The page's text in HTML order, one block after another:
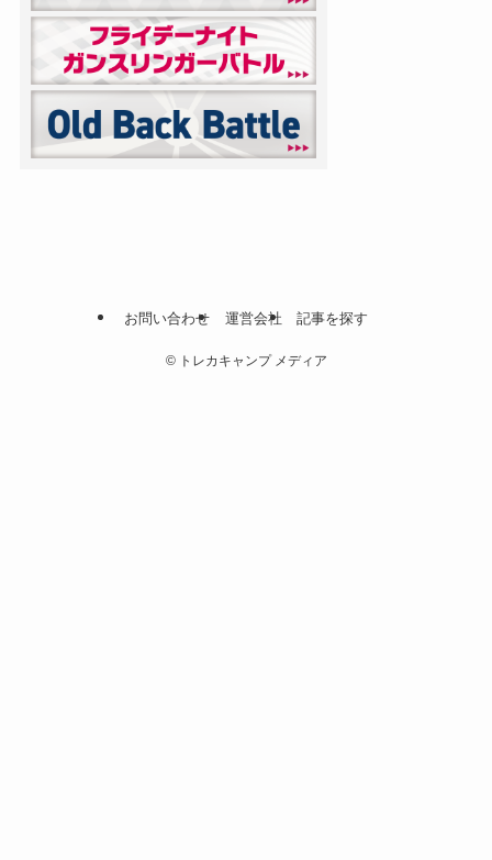
お問い合わせ 運営会社 記事を探す
©トレカキャンプ メディア